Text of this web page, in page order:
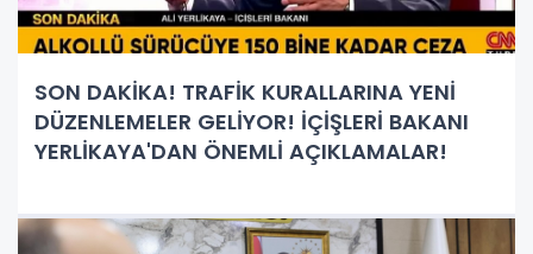
SON DAKİKA! TRAFİK KURALLARINA YENİ
DÜZENLEMELER GELİYOR! İÇİŞLERİ BAKANI
YERLİKAYA'DAN ÖNEMLİ AÇIKLAMALAR!